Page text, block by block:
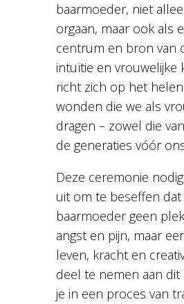
baarmoeder, niet
orgaan, maar ook als
centrum en bron van
intuïtie en vrouwelijke
richt zich op het
wonden die we als
dragen – zowel die
de generaties vóór
Deze ceremonie
uit om te beseffen
baarmoeder geen
angst en pijn, maar
leven, kracht en
deel te nemen aan dit
je in een proces van